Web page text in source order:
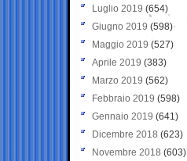
Luglio 2019 (654)
Giugno 2019 (598)
Maggio 2019 (527)
Aprile 2019 (383)
Marzo 2019 (562)
Febbraio 2019 (598)
Gennaio 2019 (641)
Dicembre 2018 (623)
Novembre 2018 (603)